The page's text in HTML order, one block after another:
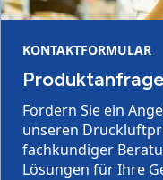
KONTAKTFORMULAR
Produktanfrage
Fordern Sie ein
unseren
fachkundiger
Lösungen für Ihre